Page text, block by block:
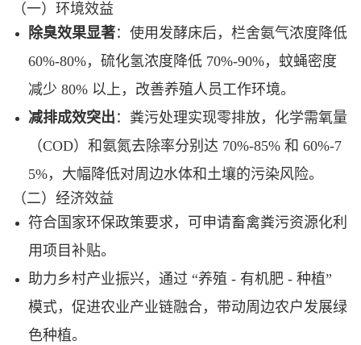
（一）环境效益
除臭效果显著：使用发酵床后，栏舍氨气浓度降低
60%-80%，硫化氢浓度降低 70%-90%，蚊蝇密度
减少 80% 以上，改善养殖人员工作环境。
减排成效突出 ：粪污处理实现零排放，化学需氧量
（COD）和氨氮去除率分别达 70%-85% 和 60%-7
5%，大幅降低对周边水体和土壤的污染风险。
（二）经济效益
符合国家环保政策要求，可申请畜禽粪污资源化利
用项目补贴。
助力乡村产业振兴，通过 “养殖 - 有机肥 - 种植”
模式，促进农业产业链融合，带动周边农户发展绿
色种植。